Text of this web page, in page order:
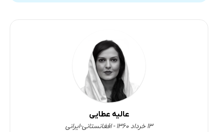
عالیه عطایی
۱۳ خرداد ۱۳۶۰ - افغانستانی-ایرانی